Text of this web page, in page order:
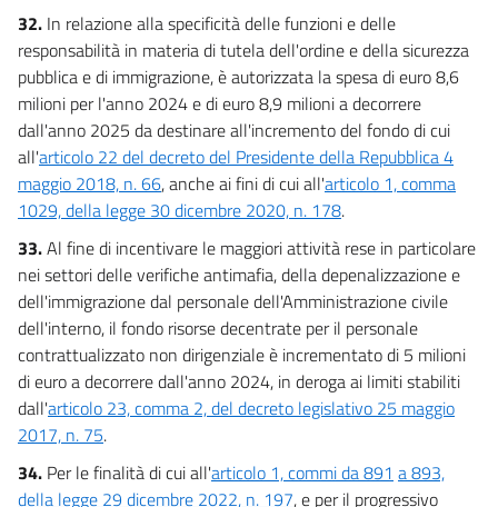
32. In relazione alla specificità delle funzioni e delle
responsabilità in materia di tutela dell'ordine e della sicurezza
pubblica e di immigrazione, è autorizzata la spesa di euro 8,6
milioni per l'anno 2024 e di euro 8,9 milioni a decorrere
dall'anno 2025 da destinare all'incremento del fondo di cui
all'articolo 22 del decreto del Presidente della Repubblica 4
maggio 2018, n. 66, anche ai fini di cui all'articolo 1, comma
1029, della legge 30 dicembre 2020, n. 178.
33.Al fine di incentivare le maggiori attività rese in particolare
nei settori delle verifiche antimafia, della depenalizzazione e
dell'immigrazione dal personale dell'Amministrazione civile
dell'interno, il fondo risorse decentrate per il personale
contrattualizzato non dirigenziale è incrementato di 5 milioni
di euro a decorrere dall'anno 2024, in deroga ai limiti stabiliti
dall'articolo 23, comma 2, del decreto legislativo 25 maggio
2017, n. 75.
34. Per le finalità di cui all'articolo 1, commi da 891 a 893,
della legge 29 dicembre 2022, n. 197, e per il progressivo